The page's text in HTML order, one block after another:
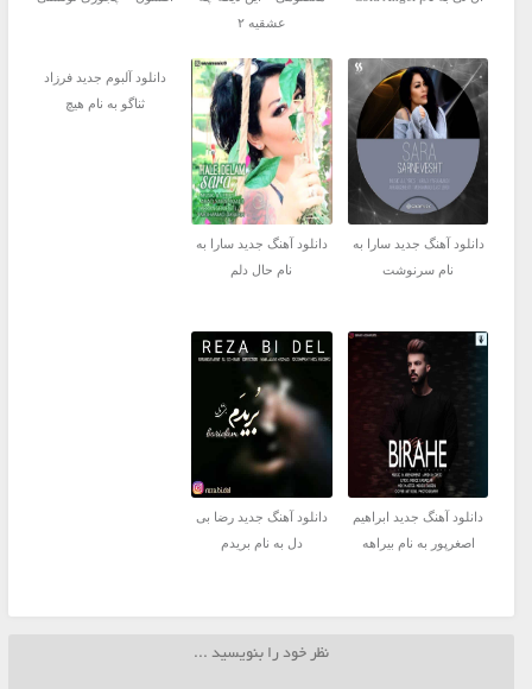
عشقیه ۲
دانلود آهنگ جدید سارا به
نام سرنوشت
دانلود آهنگ جدید سارا به
نام حال دلم
دانلود آلبوم جدید فرزاد
ثناگو به نام هیچ
دانلود آهنگ جدید ابراهیم
اصغرپور به نام بیراهه
دانلود آهنگ جدید رضا بی
دل به نام بریدم